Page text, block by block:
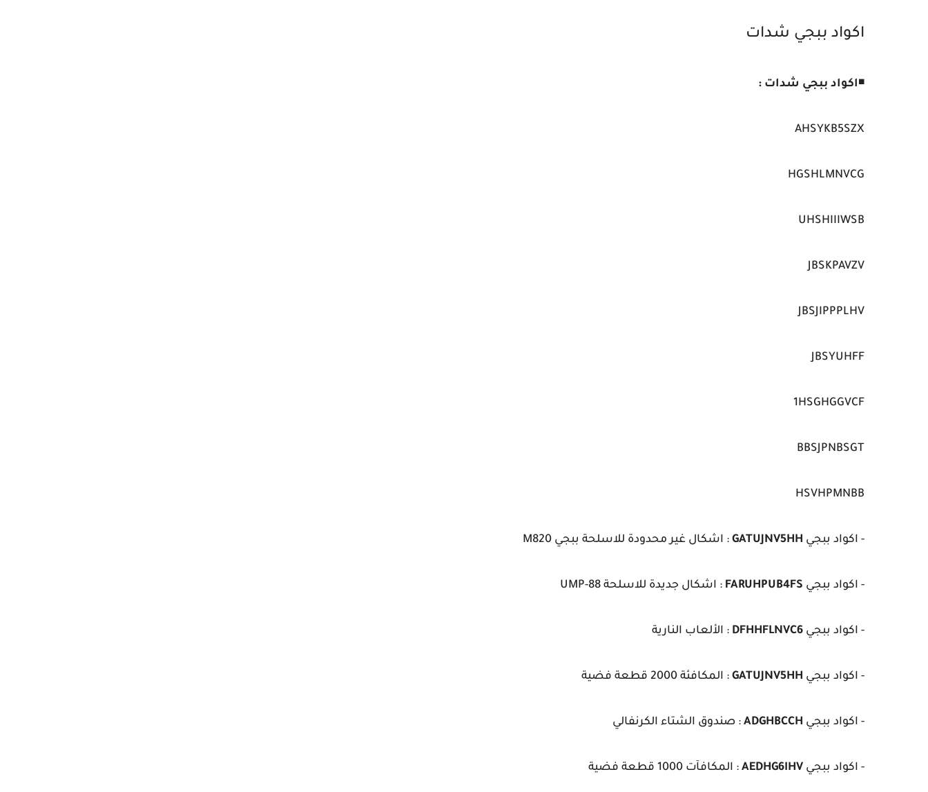
اكواد ببجي شدات
◾اكواد ببجي شدات :
AHSYKB5SZX
HGSHLMNVCG
UHSHIIIWSB
JBSKPAVZV
JBSJIPPPLHV
JBSYUHFF
1HSGHGGVCF
BBSJPNBSGT
HSVHPMNBB
- اكواد ببجي GATUJNV5HH : اشكال غير محدودة للاسلحة ببجي M820
- اكواد ببجي FARUHPUB4FS : اشكال جديدة للاسلحة UMP-88
- اكواد ببجي DFHHFLNVC6 : الألعاب النارية
- اكواد ببجي GATUJNV5HH : المكافئة 2000 قطعة فضية
- اكواد ببجي ADGHBCCH : صندوق الشتاء الكرنفالي
- اكواد ببجي AEDHG6IHV : المكافآت 1000 قطعة فضية